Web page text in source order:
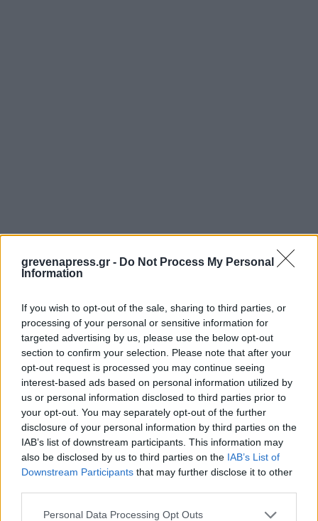
grevenapress.gr - Do Not Process My Personal
Information
If you wish to opt-out of the sale, sharing to third parties, or
processing of your personal or sensitive information for
targeted advertising by us, please use the below opt-out
section to confirm your selection. Please note that after your
opt-out request is processed you may continue seeing
interest-based ads based on personal information utilized by
us or personal information disclosed to third parties prior to
your opt-out. You may separately opt-out of the further
disclosure of your personal information by third parties on the
IAB’s list of downstream participants. This information may
also be disclosed by us to third parties on the IAB’s List of
Downstream Participants that may further disclose it to other
Personal Data Processing Opt Outs